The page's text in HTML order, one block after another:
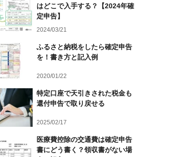
はどこで入手する？【2024年確
定申告】
2024/03/21
ふるさと納税をしたら確定申告
を！書き方と記入例
2020/01/22
特定口座で天引きされた税金も
還付申告で取り戻せる
2025/02/17
医療費控除の交通費は確定申告
書にどう書く？領収書がない場